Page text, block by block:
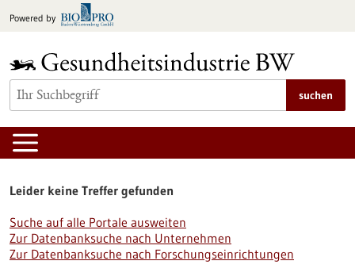
Inhalt
Powered by
suchen
Leider keine Treffer gefunden
Suche auf alle Portale ausweiten
Zur Datenbanksuche nach Unternehmen
Zur Datenbanksuche nach Forschungseinrichtungen